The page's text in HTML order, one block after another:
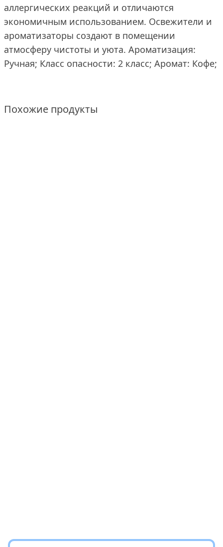
аллергических реакций и отличаются
экономичным использованием. Освежители и
ароматизаторы создают в помещении
атмосферу чистоты и уюта. Ароматизация:
Ручная; Класс опасности: 2 класс; Аромат: Кофе;
Похожие продукты